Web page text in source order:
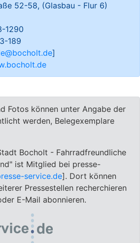
52-58, (Glasbau - Flur 6)
1290
189
]
Fotos können unter Angabe der
werden, Belegexemplare
Bocholt - Fahrradfreundliche
ist Mitglied bei presse-
service.de]. Dort können
Pressestellen recherchieren
E-Mail abonnieren.